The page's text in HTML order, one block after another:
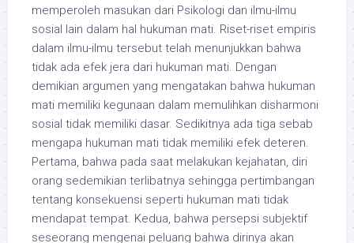
memperoleh masukan dari Psikologi dan ilmu-ilmu
sosial lain dalam hal hukuman mati. Riset-riset empiris
dalam ilmu-ilmu tersebut telah menunjukkan bahwa
tidak ada efek jera dari hukuman mati. Dengan
demikian argumen yang mengatakan bahwa hukuman
mati memiliki kegunaan dalam memulihkan disharmoni
sosial tidak memiliki dasar. Sedikitnya ada tiga sebab
mengapa hukuman mati tidak memiliki efek deteren.
Pertama, bahwa pada saat melakukan kejahatan, diri
orang sedemikian terlibatnya sehingga pertimbangan
tentang konsekuensi seperti hukuman mati tidak
mendapat tempat. Kedua, bahwa persepsi subjektif
seseorang mengenai peluang bahwa dirinya akan